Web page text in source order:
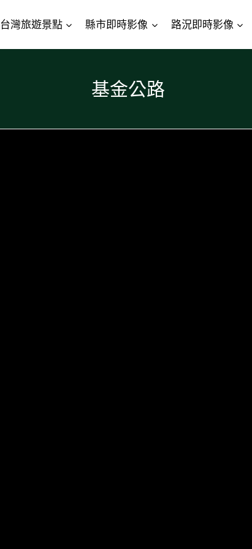
台灣旅遊景點 縣市即時影像 路況即時影像
基金公路